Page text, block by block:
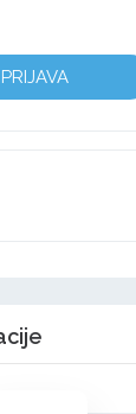
PRIJAVA